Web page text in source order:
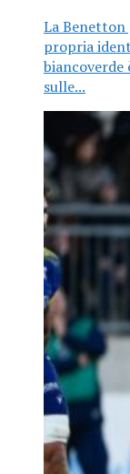
La Benetton
propria
biancoverde
sulle...